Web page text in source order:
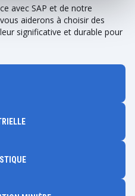
avec SAP et de notre
aiderons à choisir des
significative et durable pour